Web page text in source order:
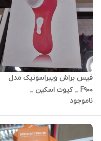
فیس براش ویبراسونیک مدل
F900 _ کیوت اسکین _
CUTESKIN
ناموجود